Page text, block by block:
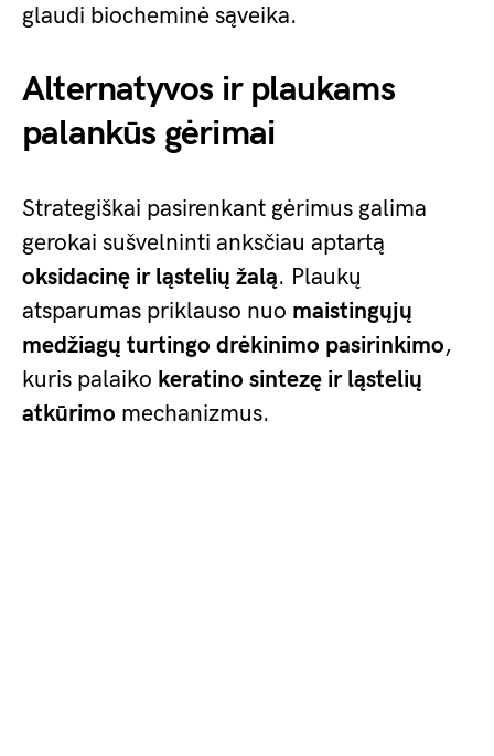
glaudi biocheminė sąveika.
Alternatyvos ir plaukams
palankūs gėrimai
Strategiškai pasirenkant gėrimus galima
gerokai sušvelninti anksčiau aptartą
oksidacinę ir ląstelių žalą. Plaukų
atsparumas priklauso nuo maistingųjų
medžiagų turtingo drėkinimo pasirinkimo,
kuris palaiko keratino sintezę ir ląstelių
atkūrimo mechanizmus.